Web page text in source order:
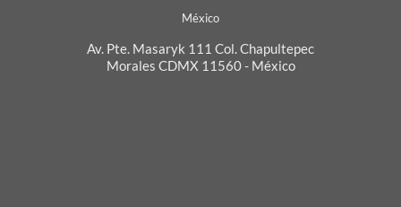
México
Av. Pte. Masaryk 111 Col. Chapultepec
Morales CDMX 11560 - México